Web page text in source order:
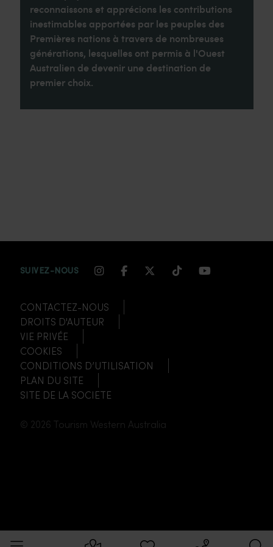
reconnaissons et apprécions les contributions
inestimables apportées par les peuples des
Premières nations à travers de nombreuses
générations, lesquelles ont permis à l'Ouest
Australien de devenir une destination de
premier choix.
SUIVEZ-NOUS INSTAGRAM CHANNEL LINK
FACEBOOK CHANNEL LINK
TWITTER CHANNEL
TIKTOKYOUTUBE
CONTACTEZ-NOUS
DROITS D'AUTEUR
VIE PRIVÉE
COOKIES
CONDITIONS D’UTILISATION
PLAN DU SITE
SITE DE LA SOCIETE
© 2026 Tourism Western Australia